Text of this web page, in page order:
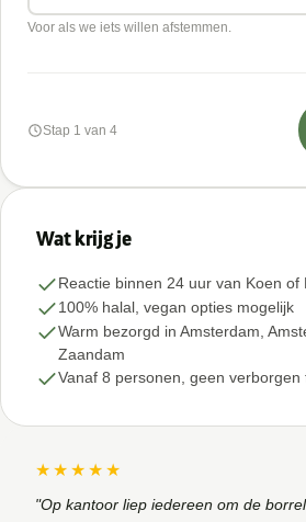
Voor als we iets willen afstemmen.
Stap 1 van 4
Wat krijg je
Reactie binnen 24 uur van Koen of
100% halal, vegan opties mogelijk
Warm bezorgd in Amsterdam,
Zaandam
Vanaf 8 personen, geen verborgen
★★★★★
"Op kantoor liep iedereen om de